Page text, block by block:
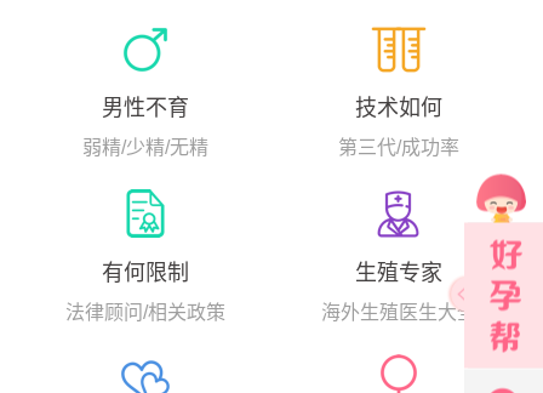
男性不育
弱精/少精/无精
技术如何
第三代/成功率
有何限制
法律顾问/相关政策
生殖专家
海外生殖医生大全